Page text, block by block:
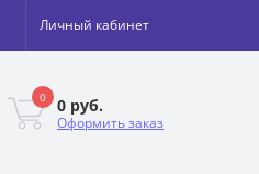
Личный кабинет
0 0 руб.
Оформить заказ